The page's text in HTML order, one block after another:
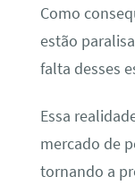
Como
estão
falta desses
Essa
mercado de
tornando a